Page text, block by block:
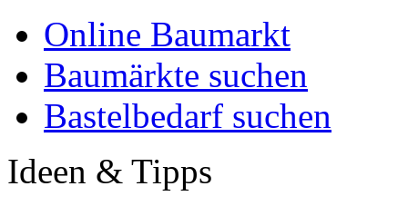
Online Baumarkt
Baumärkte suchen
Bastelbedarf suchen
Ideen & Tipps